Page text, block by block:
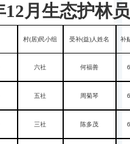
12月生态护林
村(居)民小组 受补(益)人姓名 补
六社 何福善
五社 周菊琴
三社 陈多茂